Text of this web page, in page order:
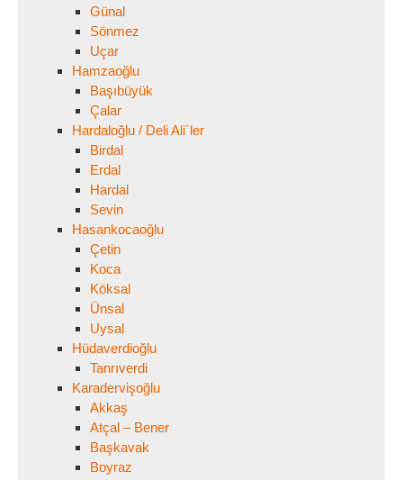
Günal
Sönmez
Uçar
Hamzaoğlu
Başıbüyük
Çalar
Hardaloğlu / Deli Ali´ler
Birdal
Erdal
Hardal
Sevin
Hasankocaoğlu
Çetin
Koca
Köksal
Ünsal
Uysal
Hüdaverdioğlu
Tanrıverdi
Karadervişoğlu
Akkaş
Atçal – Bener
Başkavak
Boyraz